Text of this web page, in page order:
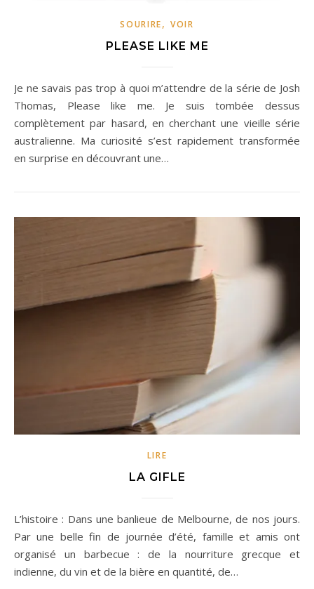
SOURIRE,VOIR
PLEASE LIKE ME
Je ne savais pas trop à quoi m’attendre de la série de Josh
Thomas, Please like me. Je suis tombée dessus
complètement par hasard, en cherchant une vieille série
australienne. Ma curiosité s’est rapidement transformée
en surprise en découvrant une…
LIRE
LA GIFLE
L’histoire : Dans une banlieue de Melbourne, de nos jours.
Par une belle fin de journée d’été, famille et amis ont
organisé un barbecue : de la nourriture grecque et
indienne, du vin et de la bière en quantité, de…